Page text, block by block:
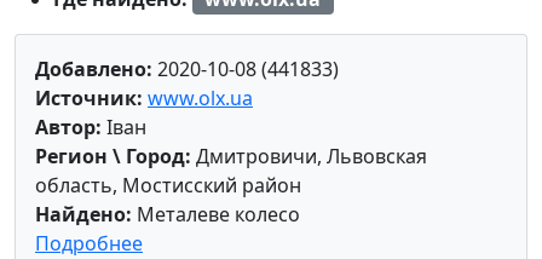
Добавлено: 2020-10-08 (441833)
Источник: www.olx.ua
Автор: Іван
Регион \ Город: Дмитровичи, Львовская
область, Мостисский район
Найдено: Металеве колесо
Подробнее